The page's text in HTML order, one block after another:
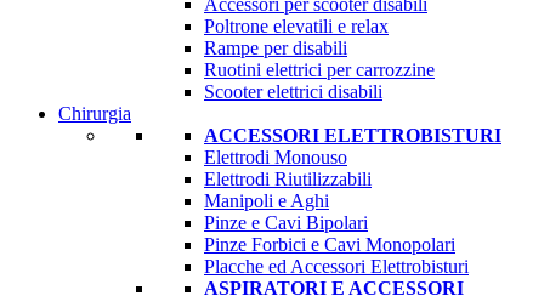
Poltrone elevatili e relax
Rampe per disabili
Ruotini elettrici per carrozzine
Scooter elettrici disabili
Chirurgia
ACCESSORI ELETTROBISTURI
Elettrodi Monouso
Elettrodi Riutilizzabili
Manipoli e Aghi
Pinze e Cavi Bipolari
Pinze Forbici e Cavi Monopolari
Placche ed Accessori Elettrobisturi
ASPIRATORI E ACCESSORI